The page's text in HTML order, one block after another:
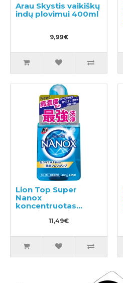
Arau Skystis vaikiškų
indų plovimui 400ml
9,99€
Lion Top Super
Nanox
koncentruotas
skalbimo gelis 400g
11,49€